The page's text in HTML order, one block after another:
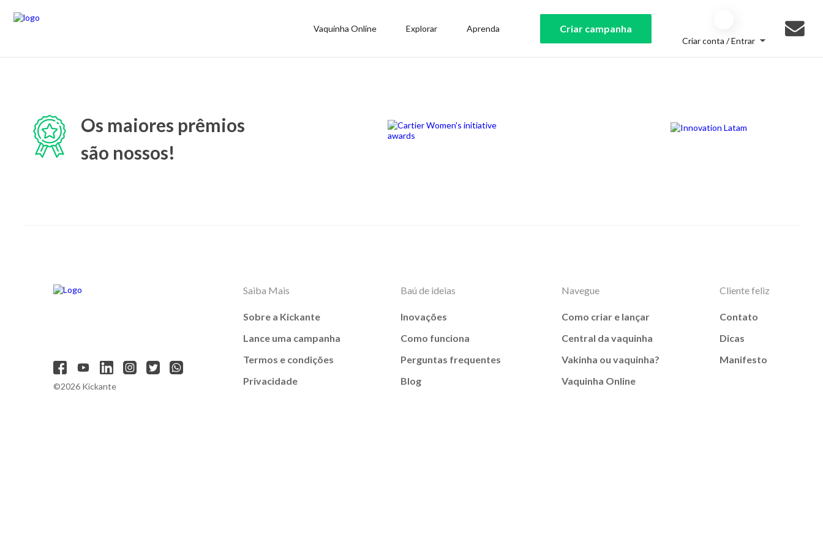
Vaquinha Online Explorar Aprenda Criar campanha
Criar conta / Entrar
Os maiores prêmios
são nossos!
©2026 Kickante
Saiba Mais
Sobre a Kickante
Lance uma campanha
Termos e condições
Privacidade
Baú de ideias
Inovações
Como funciona
Perguntas frequentes
Blog
Navegue
Como criar e lançar
Central da vaquinha
Vakinha ou vaquinha?
Vaquinha Online
Cliente feliz
Contato
Dicas
Manifesto